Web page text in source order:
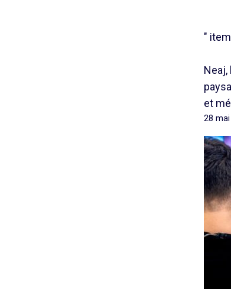
"
Neaj,
et
28